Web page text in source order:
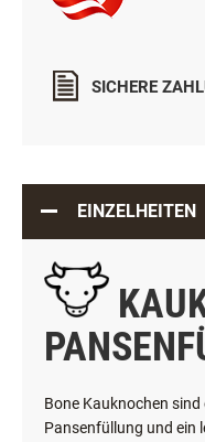
SICHERE
EINZELHEITEN
Bone Kauknochen
Pansenfüllung und ein